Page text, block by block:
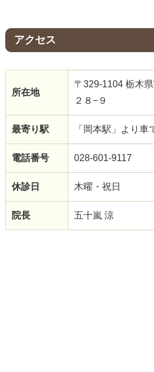
アクセス
所在地
〒329-1104 栃木
２８−９
最寄り駅 「岡本駅」より車
電話番号 028-601-9117
休診日 木曜・祝日
院長 五十嵐 涼